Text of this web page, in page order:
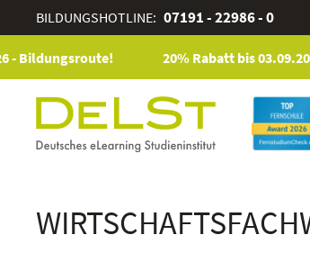
BILDUNGSHOTLINE: 07191 - 22986 - 0
20% Rabatt bis 03.09.2026